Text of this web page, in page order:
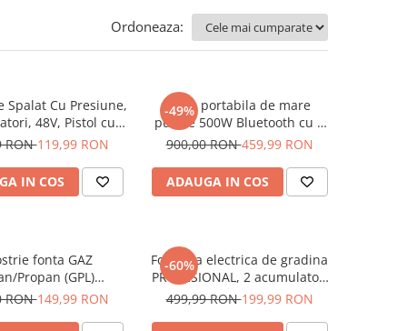
Ordoneaza:
Spalat Cu Presiune,
48V, Pistol cu 3
30 bari, Recipient
RON119,99 RON
IN COS
-49%
Boxa portabila de mare
putere 500W Bluetooth cu 3
Difuzoare Telecomanda si
900,00 RON459,99 RON
ADAUGA IN COS
fonta GAZ
Propan (GPL)
cu 3 robineti
RON149,99 RON
-60%
Foarfeca electrica de gradina
PROFESIONAL, 2 acumulatori
Li-Ion 48V, 5 Ah, lama SK5,
499,99 RON199,99 RON